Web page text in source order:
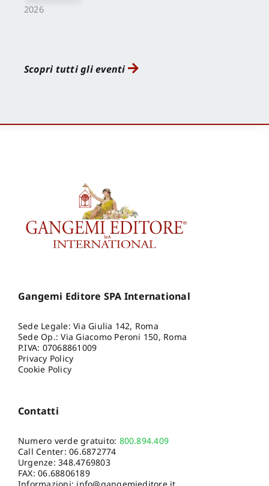
2026
Scopri tutti gli eventi
Gangemi Editore SPA International
Sede Legale: Via Giulia 142, Roma
Sede Op.: Via Giacomo Peroni 150, Roma
P.IVA: 07068861009
Privacy Policy
Cookie Policy
Contatti
Numero verde gratuito: 800.894.409
Call Center:06.6872774
Urgenze:348.4769803
FAX: 06.68806189